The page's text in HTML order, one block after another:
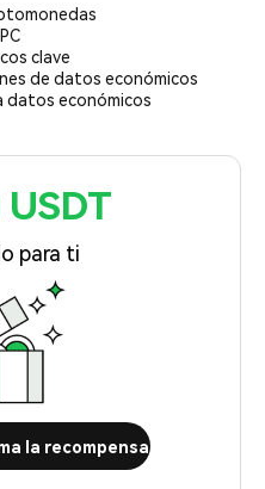
clave
de datos económicos
datos económicos
para ti
la recompensa